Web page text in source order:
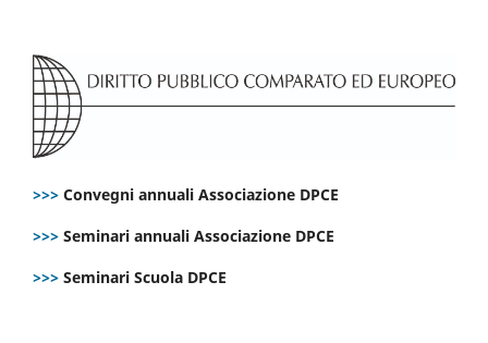
>>> Convegni annuali Associazione DPCE
>>> Seminari annuali Associazione DPCE
>>> Seminari Scuola DPCE